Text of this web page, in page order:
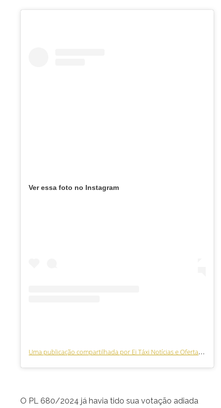
Ver essa foto no Instagram
Uma publicação compartilhada por Ei Táxi Notícias e Ofertas (@eitaxinoticiaseofertas)
O PL 680/2024 já havia tido sua votação adiada